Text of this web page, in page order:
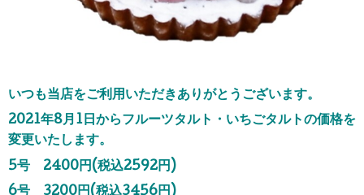
いつも当店をご利用いただきありがとうございます。
2021年8月1日からフルーツタルト・いちごタルトの価格を
変更いたします。
5号 2400円(税込2592円)
6号 3200円(税込3456円)